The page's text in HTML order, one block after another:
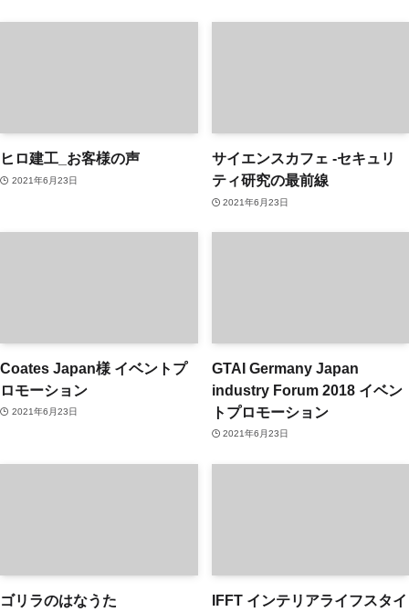
ヒロ建工_お客様の声
2021年6月23日
サイエンスカフェ ‐セキュリ
ティ研究の最前線
2021年6月23日
Coates Japan様 イベントプ
ロモーション
2021年6月23日
GTAI Germany Japan
industry Forum 2018 イベン
トプロモーション
2021年6月23日
ゴリラのはなうた
IFFT インテリアライフスタイ